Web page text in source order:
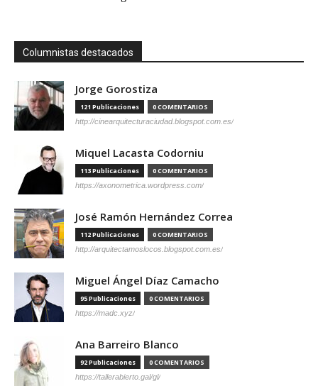
Columnistas destacados
Jorge Gorostiza
121 Publicaciones 0 COMENTARIOS
http://cinearquitecturaciudad.blogspot.com.es/
Miquel Lacasta Codorniu
113 Publicaciones 0 COMENTARIOS
https://axonometrica.wordpress.com/
José Ramón Hernández Correa
112 Publicaciones 0 COMENTARIOS
http://arquitectamoslocos.blogspot.com.es/
Miguel Ángel Díaz Camacho
95 Publicaciones 0 COMENTARIOS
https://madc.xyz/
Ana Barreiro Blanco
92 Publicaciones 0 COMENTARIOS
https://tallerabierto.gal/gl/